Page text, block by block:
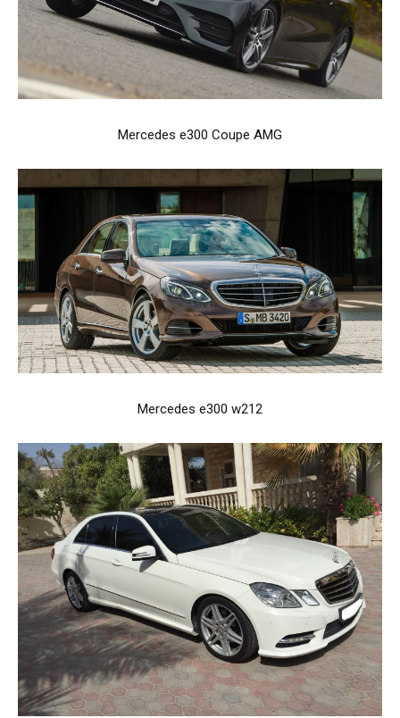
Mercedes e300 Coupe AMG
Mercedes e300 w212